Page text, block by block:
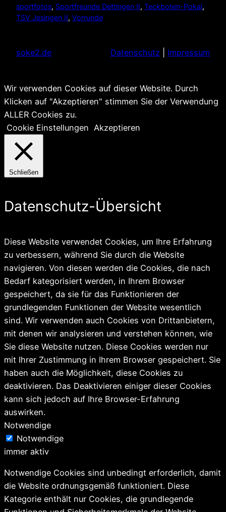
sportfotos, Sportfreunde Dettingen II, Teckboten-Pokal
TSV Jesingen II, Vorrunde
soke2.de Datenschutz Impressum
Wir verwenden Cookies auf dieser Website. Durch
Klicken auf "Akzeptieren" stimmen Sie der Verwendung
ALLER Cookies zu.
Cookie Einstellungen Akzeptieren
Schließen
Datenschutz-Übersicht
Diese Website verwendet Cookies, um Ihre Erfahrung
zu verbessern, während Sie durch die Website
navigieren. Von diesen werden die Cookies, die nach
Bedarf kategorisiert werden, in Ihrem Browser
gespeichert, da sie für das Funktionieren der
grundlegenden Funktionen der Website wesentlich
sind. Wir verwenden auch Cookies von Drittanbietern,
mit denen wir analysieren und verstehen können, wie
Sie diese Website nutzen. Diese Cookies werden nur
mit Ihrer Zustimmung in Ihrem Browser gespeichert. Sie
haben auch die Möglichkeit, diese Cookies zu
deaktivieren. Das Deaktivieren einiger dieser Cookies
kann sich jedoch auf Ihre Browser-Erfahrung
auswirken.
Notwendige
Notwendige
immer aktiv
Notwendige Cookies sind unbedingt erforderlich, damit
die Website ordnungsgemäß funktioniert. Diese
Kategorie enthält nur Cookies, die grundlegende